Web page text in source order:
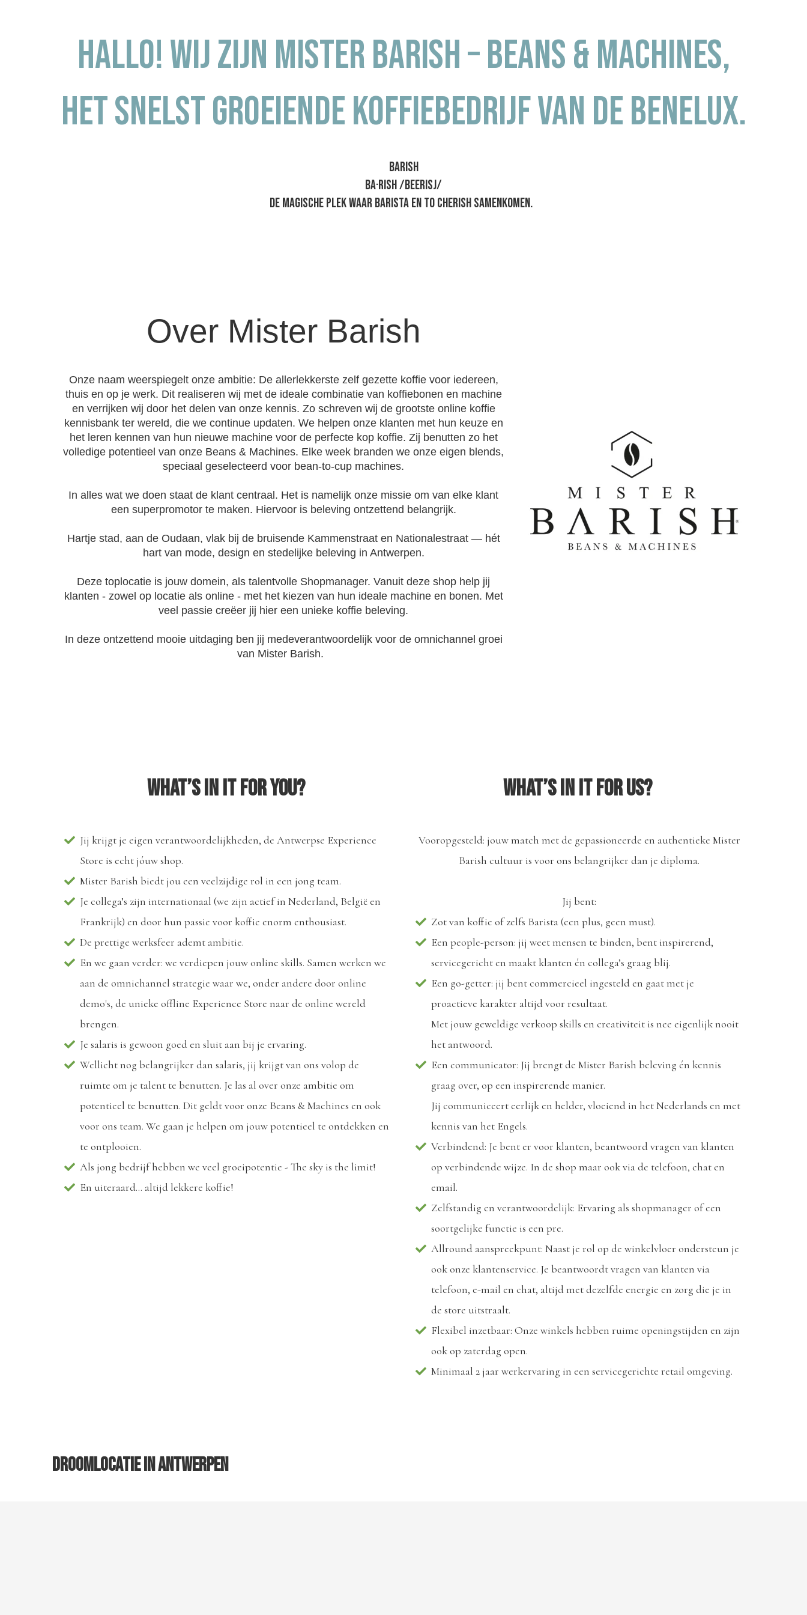
Hallo! Wij zijn Mister Barish – Beans & Machines,
het snelst groeiende koffiebedrijf van de Benelux.
barish
ba·rish /beerisj/
de magische plek waar barista en to cherish samenkomen.
Over Mister Barish
Onze naam weerspiegelt onze ambitie: De allerlekkerste zelf gezette koffie voor iedereen,
thuis en op je werk. Dit realiseren wij met de ideale combinatie van koffiebonen en machine
en verrijken wij door het delen van onze kennis. Zo schreven wij de grootste online koffie
kennisbank ter wereld, die we continue updaten. We helpen onze klanten met hun keuze en
het leren kennen van hun nieuwe machine voor de perfecte kop koffie. Zij benutten zo het
volledige potentieel van onze Beans & Machines. Elke week branden we onze eigen blends,
speciaal geselecteerd voor bean-to-cup machines.
In alles wat we doen staat de klant centraal. Het is namelijk onze missie om van elke klant
een superpromotor te maken. Hiervoor is beleving ontzettend belangrijk.
Hartje stad, aan de Oudaan, vlak bij de bruisende Kammenstraat en Nationalestraat — hét
hart van mode, design en stedelijke beleving in Antwerpen.
Deze toplocatie is jouw domein, als talentvolle Shopmanager. Vanuit deze shop help jij
klanten - zowel op locatie als online - met het kiezen van hun ideale machine en bonen. Met
veel passie creëer jij hier een unieke koffie beleving.
In deze ontzettend mooie uitdaging ben jij medeverantwoordelijk voor de omnichannel groei
van Mister Barish.
What’s in it for YOU?
Jij krijgt je eigen verantwoordelijkheden, de Antwerpse Experience
Store is echt jóuw shop.
Mister Barish biedt jou een veelzijdige rol in een jong team.
Je collega’s zijn internationaal (we zijn actief in Nederland, België en
Frankrijk) en door hun passie voor koffie enorm enthousiast.
De prettige werksfeer ademt ambitie.
En we gaan verder: we verdiepen jouw online skills. Samen werken we
aan de omnichannel strategie waar we, onder andere door online
demo's, de unieke offline Experience Store naar de online wereld
brengen.
Je salaris is gewoon goed en sluit aan bij je ervaring.
Wellicht nog belangrijker dan salaris, jij krijgt van ons volop de
ruimte om je talent te benutten. Je las al over onze ambitie om
potentieel te benutten. Dit geldt voor onze Beans & Machines en ook
voor ons team. We gaan je helpen om jouw potentieel te ontdekken en
te ontplooien.
Als jong bedrijf hebben we veel groeipotentie - The sky is the limit!
En uiteraard... altijd lekkere koffie!
What’s in it for US?
Vooropgesteld: jouw match met de gepassioneerde en authentieke Mister
Barish cultuur is voor ons belangrijker dan je diploma.
Jij bent:
Zot van koffie of zelfs Barista (een plus, geen must).
Een people-person: jij weet mensen te binden, bent inspirerend,
servicegericht en maakt klanten én collega’s graag blij.
Een go-getter: jij bent commercieel ingesteld en gaat met je
proactieve karakter altijd voor resultaat.
Met jouw geweldige verkoop skills en creativiteit is nee eigenlijk nooit
het antwoord.
Een communicator: Jij brengt de Mister Barish beleving én kennis
graag over, op een inspirerende manier.
Jij communiceert eerlijk en helder, vloeiend in het Nederlands en met
kennis van het Engels.
Verbindend: Je bent er voor klanten, beantwoord vragen van klanten
op verbindende wijze. In de shop maar ook via de telefoon, chat en
email.
Zelfstandig en verantwoordelijk: Ervaring als shopmanager of een
soortgelijke functie is een pre.
Allround aanspreekpunt: Naast je rol op de winkelvloer ondersteun je
ook onze klantenservice. Je beantwoordt vragen van klanten via
telefoon, e-mail en chat, altijd met dezelfde energie en zorg die je in
de store uitstraalt.
Flexibel inzetbaar: Onze winkels hebben ruime openingstijden en zijn
ook op zaterdag open.
Minimaal 2 jaar werkervaring in een servicegerichte retail omgeving.
droomlocatie in ANTWERPEN